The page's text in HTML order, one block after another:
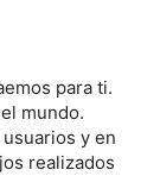
para ti.
mundo.
y en
realizados